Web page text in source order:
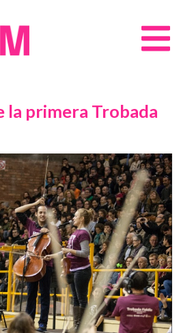
la primera Trobada